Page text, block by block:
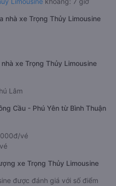
01:30, 23:15
- Phú Yên: 8:30, 06:15
Limousine
Cầu - Phú Yên từ Bình Thuận